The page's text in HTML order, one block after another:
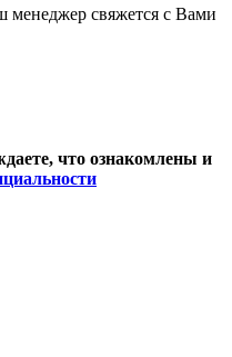
менеджер свяжется с Вами
что ознакомлены и